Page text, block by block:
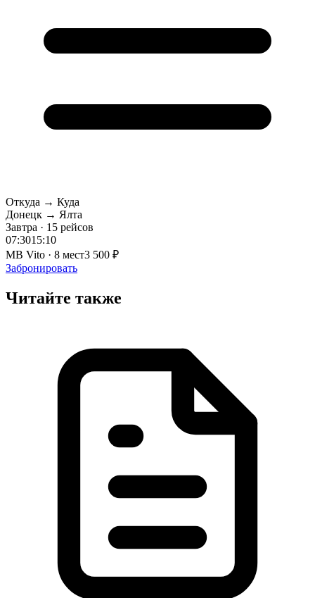
Откуда → Куда
Донецк → Ялта
Завтра · 15 рейсов
07:3015:10
MB Vito · 8 мест3 500 ₽
Забронировать
Читайте также